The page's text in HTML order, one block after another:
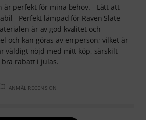
är perfekt för mina behov. - Lätt att
- Perfekt lämpad för Raven Slate
är av god kvalitet och
och kan göras av en person; vilket är
väldigt nöjd med mitt köp, särskilt
bra rabatt i julas.
ANMÄL RECENSION